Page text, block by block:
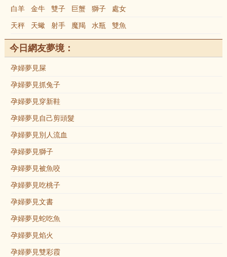
白羊 金牛 雙子 巨蟹 獅子 處女
天秤 天蠍 射手 魔羯 水瓶 雙魚
今日網友夢境：
孕婦夢見屎
孕婦夢見抓兔子
孕婦夢見穿新鞋
孕婦夢見自己剪頭髮
孕婦夢見別人流血
孕婦夢見獅子
孕婦夢見被魚咬
孕婦夢見吃桃子
孕婦夢見文書
孕婦夢見蛇吃魚
孕婦夢見焰火
孕婦夢見雙彩霞